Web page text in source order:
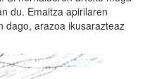
du. Emaitza apirilaren
dago, arazoa ikusarazteaz